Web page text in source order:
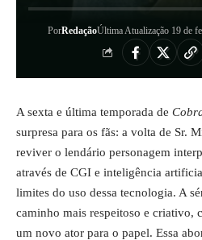
PorRedaçãoÚltima Atualização 19 de
A sexta e última temporada de
surpresa para os fãs: a volta de Sr.
reviver o lendário personagem
através de CGI e inteligência
limites do uso dessa tecnologia. A
caminho mais respeitoso e criativo,
um novo ator para o papel. Essa